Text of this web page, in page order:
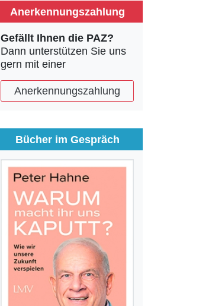
Anerkennungszahlung
Gefällt Ihnen die PAZ?
Dann unterstützen Sie uns
gern mit einer
Anerkennungszahlung
Bücher im Gespräch